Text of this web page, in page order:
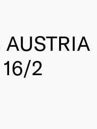
AUSTRIA
2